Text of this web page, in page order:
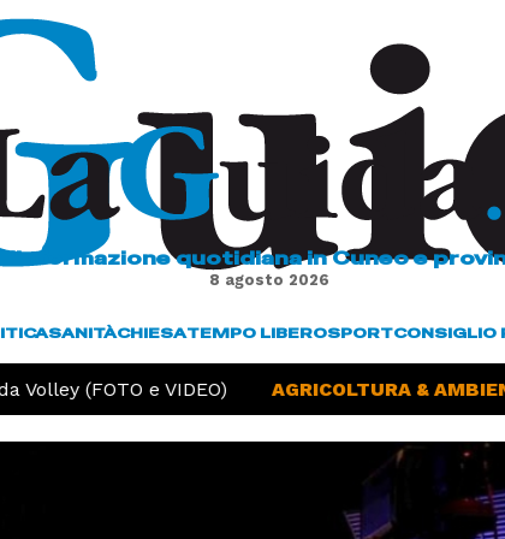
L'informazione quotidiana in Cuneo e
8 agosto 2026
SANITÀCHIESATEMPO LIBEROSPORTCONSIGLIO
(FOTO e VIDEO) AGRICOLTURA &